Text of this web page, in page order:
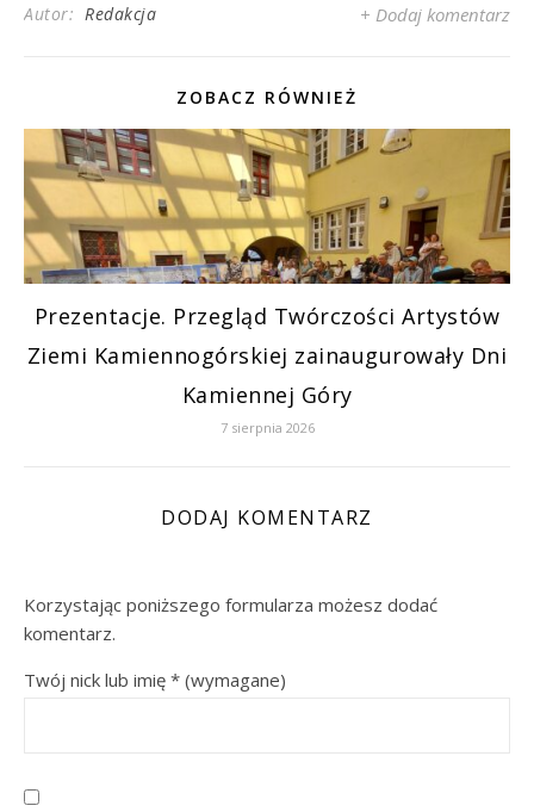
Autor: Redakcja + Dodaj komentarz
ZOBACZ RÓWNIEŻ
Prezentacje. Przegląd Twórczości Artystów
Ziemi Kamiennogórskiej zainaugurowały Dni
Kamiennej Góry
7 sierpnia 2026
DODAJ KOMENTARZ
Korzystając poniższego formularza możesz dodać
komentarz.
Twój nick lub imię * (wymagane)